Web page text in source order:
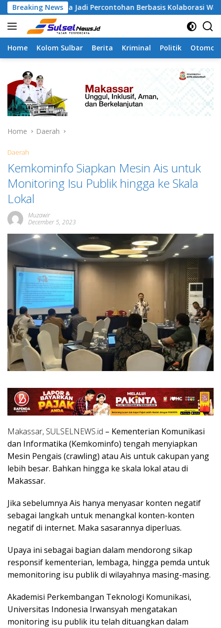
Skip
to
content
Breaking News
Jadi Percontohan Berbasis Kolaborasi Warga
Home Kolom Sulbar Berita Kriminal Politik
Home Daerah
Daerah
Kemkominfo Siapkan Mesin Ais untuk
Monitoring Isu Publik hingga ke Skala
Lokal
Muzawir
December 5, 2023
Makassar, SULSELNEWS.id – Kementerian Komunikasi
dan Informatika (Kemkominfo) tengah menyiapkan
Mesin Pengais (crawling) atau Ais untuk cakupan yang
lebih besar. Bahkan hingga ke skala lokal atau di
Makassar.
Jika sebelumnya Ais hanya menyasar konten negatif
sebagai langkah untuk menangkal konten-konten
negatif di internet. Maka sasarannya diperluas.
Upaya ini sebagai bagian dalam mendorong sikap
responsif kementerian, lembaga, hingga pemda untuk
memonitoring isu publik di wilayahnya masing-masing.
Akademisi Perkembangan Teknologi Komunikasi,
Universitas Indonesia Irwansyah mengatakan
monitoring isu publik itu telah dituangkan dalam